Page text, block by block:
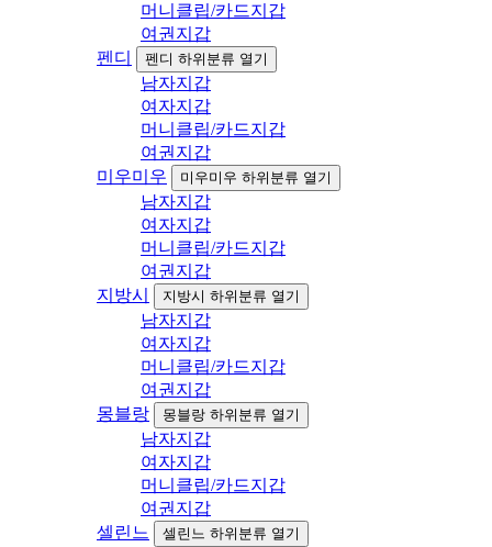
머니클립/카드지갑
여권지갑
펜디
펜디 하위분류 열기
남자지갑
여자지갑
머니클립/카드지갑
여권지갑
미우미우
미우미우 하위분류 열기
남자지갑
여자지갑
머니클립/카드지갑
여권지갑
지방시
지방시 하위분류 열기
남자지갑
여자지갑
머니클립/카드지갑
여권지갑
몽블랑
몽블랑 하위분류 열기
남자지갑
여자지갑
머니클립/카드지갑
여권지갑
셀린느
셀린느 하위분류 열기